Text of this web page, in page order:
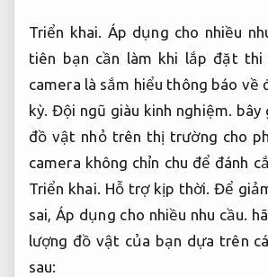
Triển khai. Áp dụng cho nhiều
tiên bạn cần làm khi lắp đặt thi
camera là sắm hiểu thông báo về
kỳ. Đội ngũ giàu kinh nghiệm. bây
đồ vật nhỏ trên thị trường cho
camera không chỉn chu để đánh
Triển khai. Hỗ trợ kịp thời. Để
sai,Áp dụng cho nhiều nhu cầu.
lượng đồ vật của bạn dựa trên
sau: